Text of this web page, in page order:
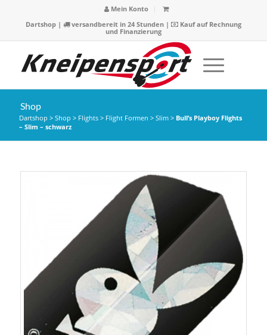
Mein Konto
Dartshop| versandbereit in 24 Stunden |
Kauf auf Rechnung
und Finanzierung
Shop
Dartshop > Shop > Flights> Flight Formen > Slim> Bull’s Playboy Flights
– Slim – schwarz